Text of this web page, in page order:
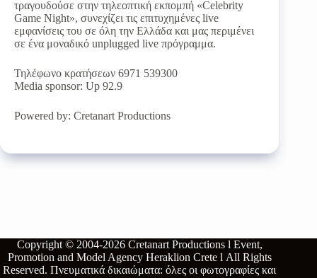
τραγουδούσε στην τηλεοπτική εκπομπή «Celebrity
Game Night», συνεχίζει τις επιτυχημένες live
εμφανίσεις του σε όλη την Ελλάδα και μας περιμένει
σε ένα μοναδικό unplugged live πρόγραμμα.
Τηλέφωνο κρατήσεων 6971 539300
Media sponsor: Up 92.9
Powered by: Cretanart Productions
Copyright © 2004-2026 Cretanart Productions l Event,
Promotion and Model Agency Heraklion Crete l All Rights
Reserved.Πνευματικά δικαιώματα: όλες οι φωτογραφίες και